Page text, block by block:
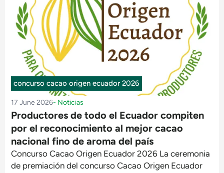
concurso cacao origen ecuador 2026
17 June 2026- Noticias
Productores de todo el Ecuador compiten
por el reconocimiento al mejor cacao
nacional fino de aroma del país
Concurso Cacao Origen Ecuador 2026 La ceremonia
de premiación del concurso Cacao Origen Ecuador